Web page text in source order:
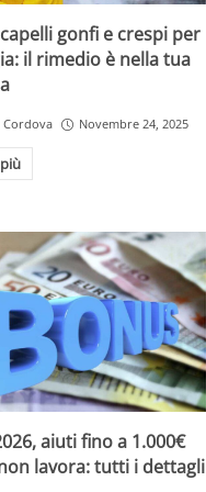
alla settimana per
la frequenza
specifici per
tazza e delle parti
gonfi e crespi per
il rimedio è nella tua
Cordova Novembre 24, 2025
aiuti fino a 1.000€
lavora: tutti i dettagli